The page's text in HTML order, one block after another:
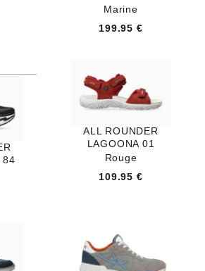
Marine
199.95 €
84
ALL ROUNDER
LAGOONA 01
Rouge
109.95 €